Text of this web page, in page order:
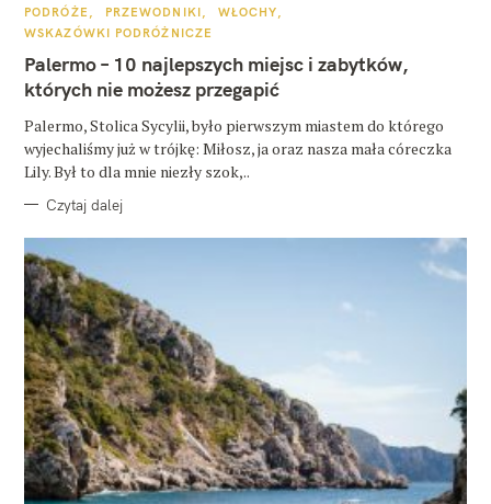
K
T
G
R
PODRÓŻE PRZEWODNIKI
WŁOCHY
WSKAZÓWKI PODRÓŻNICZE
Palermo – 10 najlepszych miejsc i zabytków,
których nie możesz przegapić
Palermo, Stolica Sycylii, było pierwszym miastem do którego
wyjechaliśmy już w trójkę: Miłosz, ja oraz nasza mała córeczka
Lily. Był to dla mnie niezły szok,..
Czytaj dalej